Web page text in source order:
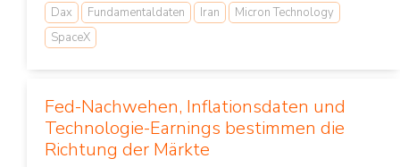
Dax Fundamentaldaten Iran
Micron Technology
SpaceX
Fed-Nachwehen, Inflationsdaten und
Technologie-Earnings bestimmen die
Richtung der Märkte